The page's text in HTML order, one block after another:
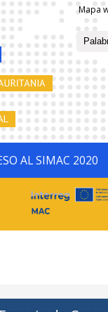
Mapa
AL SIMAC 2020